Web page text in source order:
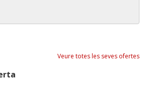
Veure totes les seves ofertes